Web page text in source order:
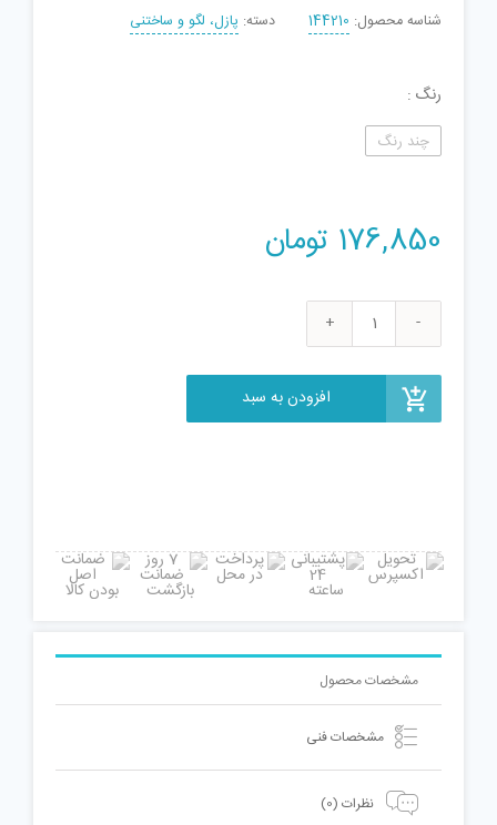
شناسه محصول: 144210 دسته: پازل، لگو و ساختنی
رنگ
چند رنگ
176,850 تومان
ساختنی
افزودن به سبد
مشخصات محصول
مشخصات فنی
نظرات (0)